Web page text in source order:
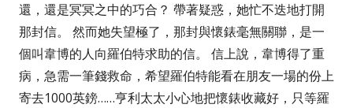
還，還是冥冥之中的巧合？ 帶著疑惑，她忙不迭地打開
那封信。 然而她失望極了，那封與懷錶毫無關聯，是一
個叫韋博的人向羅伯特求助的信。 信上說，韋博得了重
病，急需一筆錢救命，希望羅伯特能看在朋友一場的份上
寄去1000英鎊……亨利太太小心地把懷錶收藏好，只等羅